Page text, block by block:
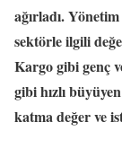
ağırladı.
sektörle ilgili
Kargo gibi genç
gibi hızlı
katma değer ve